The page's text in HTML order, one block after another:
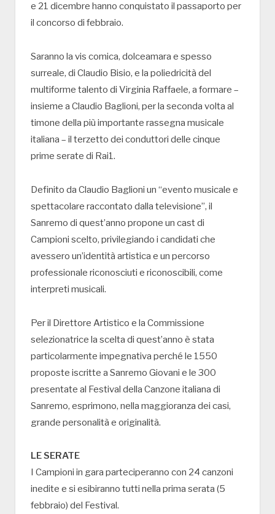
e 21 dicembre hanno conquistato il passaporto per
il concorso di febbraio.
Saranno la vis comica, dolceamara e spesso
surreale, di Claudio Bisio, e la poliedricità del
multiforme talento di Virginia Raffaele, a formare –
insieme a Claudio Baglioni, per la seconda volta al
timone della più importante rassegna musicale
italiana – il terzetto dei conduttori delle cinque
prime serate di Rai1.
Definito da Claudio Baglioni un “evento musicale e
spettacolare raccontato dalla televisione”, il
Sanremo di quest’anno propone un cast di
Campioni scelto, privilegiando i candidati che
avessero un’identità artistica e un percorso
professionale riconosciuti e riconoscibili, come
interpreti musicali.
Per il Direttore Artistico e la Commissione
selezionatrice la scelta di quest’anno è stata
particolarmente impegnativa perché le 1550
proposte iscritte a Sanremo Giovani e le 300
presentate al Festival della Canzone italiana di
Sanremo, esprimono, nella maggioranza dei casi,
grande personalità e originalità.
LE SERATE
I Campioni in gara parteciperanno con 24 canzoni
inedite e si esibiranno tutti nella prima serata (5
febbraio) del Festival.